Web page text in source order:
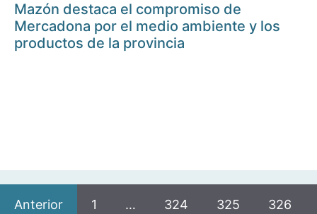
Mazón destaca el compromiso de
Mercadona por el medio ambiente y los
productos de la provincia
Anterior 1 … 324 325 326